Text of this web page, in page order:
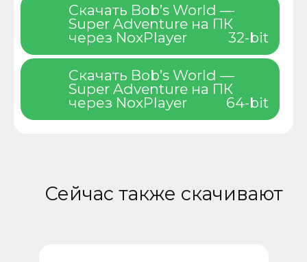
Скачать Bob’s World —
Super Adventure на ПК
через NoxPlayer
32-bit
Скачать Bob’s World —
Super Adventure на ПК
через NoxPlayer
64-bit
Сейчас также скачивают